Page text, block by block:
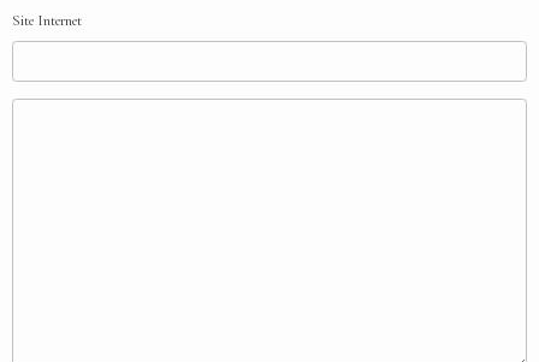
Site Internet